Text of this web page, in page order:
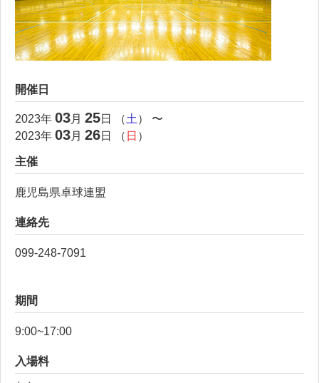
開催日
2023年 03月 25日 （土 ） 〜
2023年 03月 26日 （ 日 ）
主催
鹿児島県卓球連盟
連絡先
099-248-7091
期間
9:00~17:00
入場料